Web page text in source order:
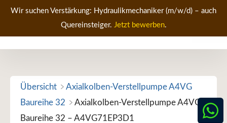
Zum
springen
Wir suchen Verstärkung: Hydraulikmechaniker (m/w/d) – auch
Quereinsteiger. Jetzt bewerben.
Übersicht
Axialkolben-Verstellpumpe A4VG
Baureihe 32
Axialkolben-Verstellpumpe A4VG
Baureihe 32 – A4VG71EP3D1